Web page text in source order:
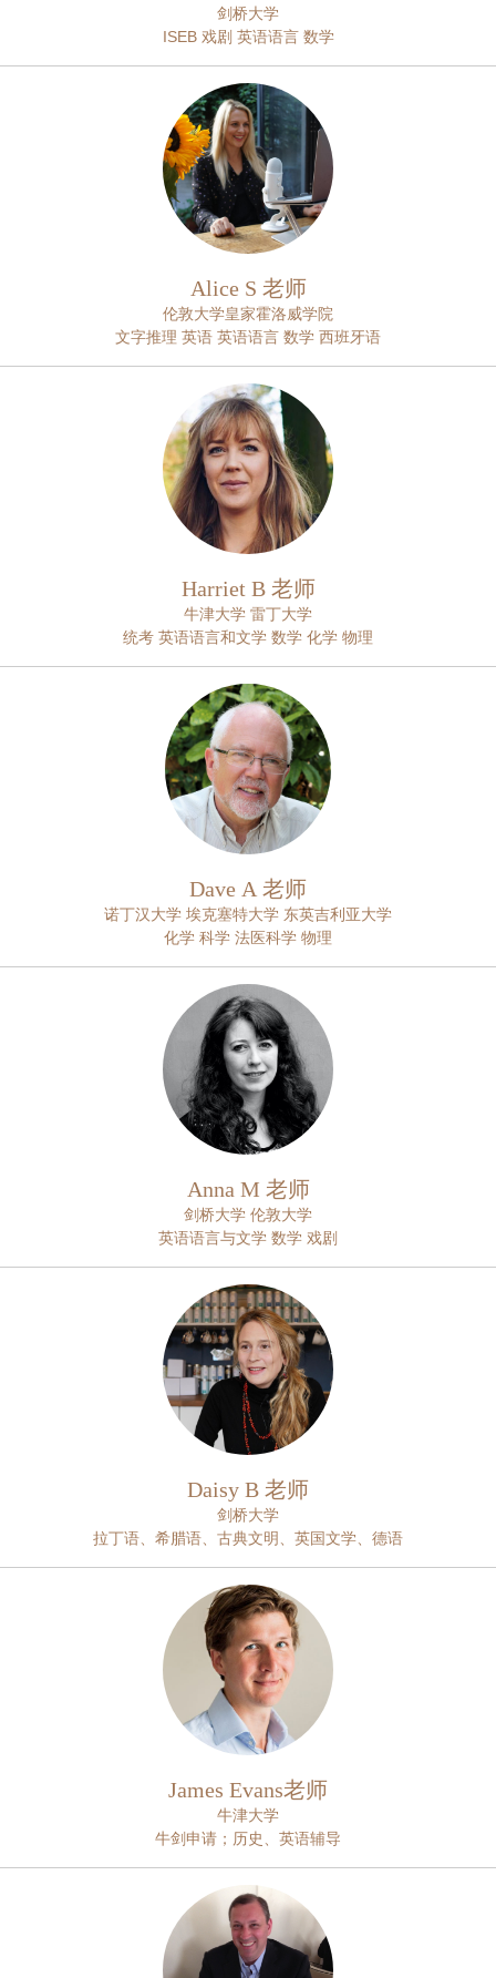
剑桥大学
ISEB 戏剧 英语语言 数学
Alice S 老师
伦敦大学皇家霍洛威学院
文字推理 英语 英语语言 数学 西班牙语
Harriet B 老师
牛津大学 雷丁大学
统考 英语语言和文学 数学 化学 物理
Dave A 老师
诺丁汉大学 埃克塞特大学 东英吉利亚大学
化学 科学 法医科学 物理
Anna M 老师
剑桥大学 伦敦大学
英语语言与文学 数学 戏剧
Daisy B 老师
剑桥大学
拉丁语、希腊语、古典文明、英国文学、德语
James Evans老师
牛津大学
牛剑申请；历史、英语辅导